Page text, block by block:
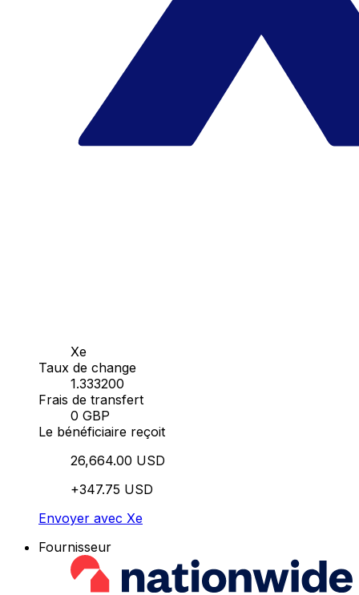
Xe
Taux de change
1.333200
Frais de transfert
0 GBP
Le bénéficiaire reçoit
26,664.00 USD
+347.75 USD
Envoyer avec Xe
Fournisseur